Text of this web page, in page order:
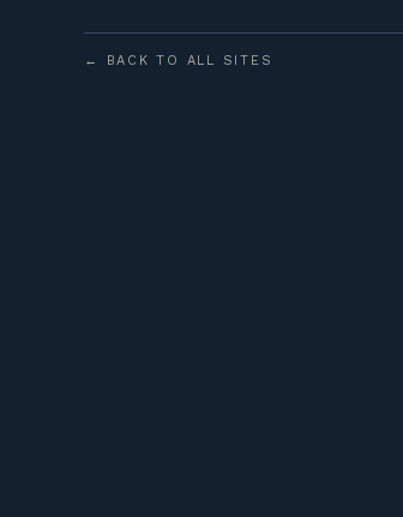
← BACK TO ALL SITES